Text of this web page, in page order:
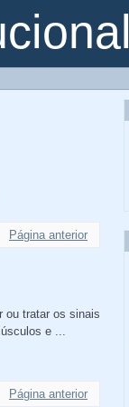
Página anterior
ou tratar os sinais
e ...
Página anterior